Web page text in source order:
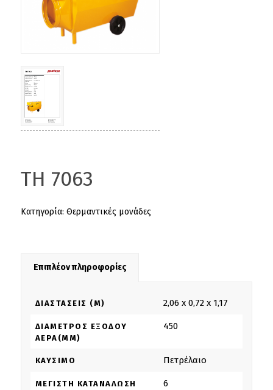
TH 7063
Κατηγορία: Θερμαντικές μονάδες
Επιπλέον πληροφορίες
ΔΙΑΣΤΆΣΕΙΣ (M) 2,06 x 0,72 x 1,17
ΔΙΆΜΕΤΡΟΣ ΕΞΌΔΟΥ
ΑΈΡΑ(MM)
450
ΚΑΎΣΙΜΟ Πετρέλαιο
ΜΈΓΙΣΤΗ ΚΑΤΑΝΆΛΩΣΗ
6